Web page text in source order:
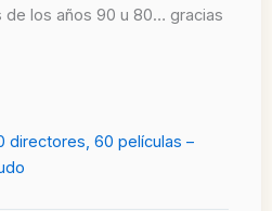
los años 90 u 80… gracias
directores, 60 películas –